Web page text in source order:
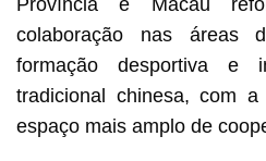
colaboração nas áreas
formação desportiva e
tradicional chinesa, com
espaço mais amplo de